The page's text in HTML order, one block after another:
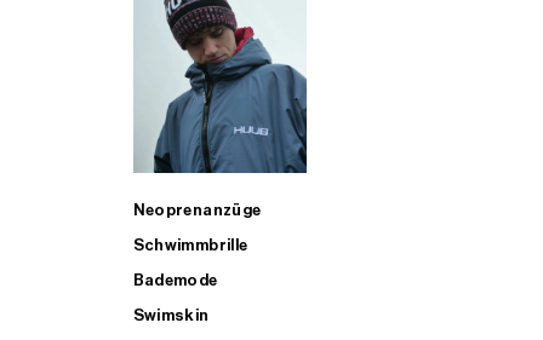
Neoprenanzüge
Schwimmbrille
Bademode
Swimskin